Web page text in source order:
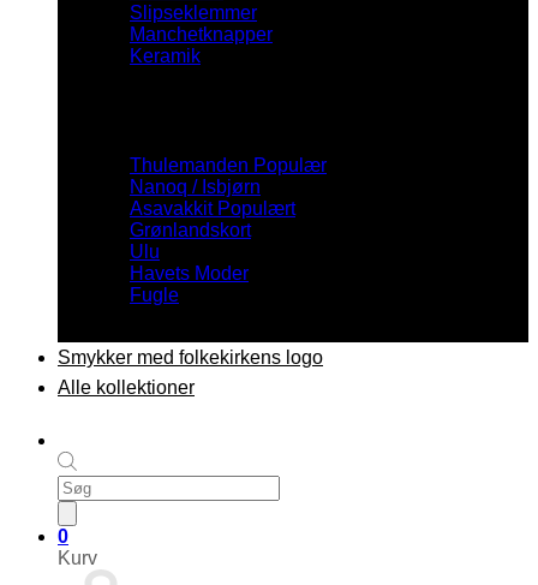
Products
search
0
Kurv
Slipseklemmer
Manchetknapper
Keramik
Thulemanden
Nanoq / Isbjørn
Asavakkit
Grønlandskort
Ulu
Havets Moder
Fugle
Smykker med folkekirkens logo
Alle kollektioner